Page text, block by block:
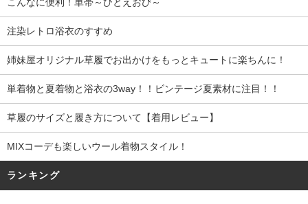
注染レトロ浴衣のすすめ
姉妹屋オリジナル草履でお出かけをもっとキュートに楽ちんに！
単着物と夏着物と浴衣の3way！！ビンテージ夏素材に注目！！
草履のサイズと履き方について【着用レビュー】
MIXコーデも楽しいウール着物スタイル！
ランキング